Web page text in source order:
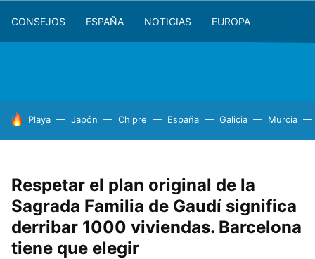
CONSEJOS ESPAÑA NOTICIAS EUROPA
HOY SE HABLA DE
Playa Japón Chipre España Galicia Murcia
Respetar el plan original de la
Sagrada Familia de Gaudí significa
derribar 1000 viviendas. Barcelona
tiene que elegir